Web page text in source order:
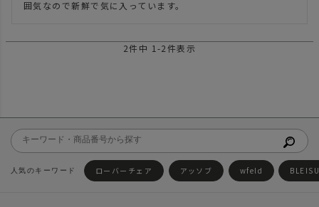
2件中 1 -2件表示
ローバーチェア アッソブ wfeld